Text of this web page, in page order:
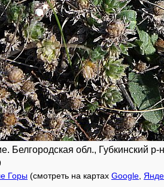
Белгородская обл., Губкинский
Горы (смотреть на картах Google